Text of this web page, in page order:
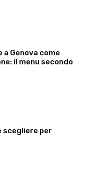
a Genova come
il menu secondo
scegliere per